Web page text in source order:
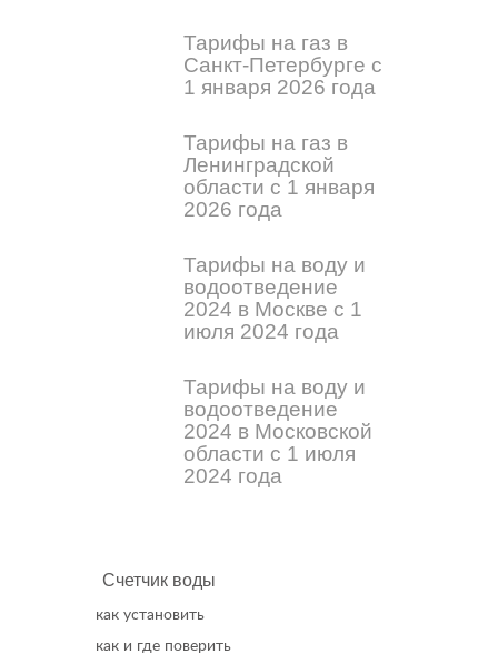
Тарифы на газ в
Санкт-Петербурге с
1 января 2026 года
Тарифы на газ в
Ленинградской
области с 1 января
2026 года
Тарифы на воду и
водоотведение
2024 в Москве с 1
июля 2024 года
Тарифы на воду и
водоотведение
2024 в Московской
области с 1 июля
2024 года
Счетчик воды
как установить
как и где поверить